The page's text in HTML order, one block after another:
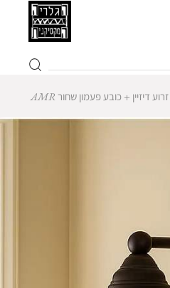
זרוע דיזיין + כובע פעמון שחור AMR